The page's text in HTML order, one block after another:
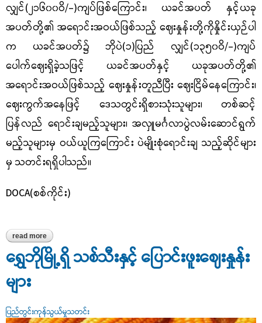
လျှင်( ၂၁၆၀၀ဝိ/-)ကျပ်ဖြစ်ကြောင်း၊ ယခင်အပတ် နှင့်ယခု
အပတ်တို့၏ အရောင်းအဝယ်ဖြစ်သည့် ဈေးနှုန်းတို့ကိုနှိုင်းယှဉ်ပါ
က ယခင်အပတ်၌ ဘိုပဲ(၁)ပြည် လျှင်(၁၃၅၀ဝိ/-)ကျပ်
ပေါက်ဈေးရှိခဲ့သဖြင့် ယခင်အပတ်နှင့် ယခုအပတ်တို့၏
အရောင်းအဝယ်ဖြစ်သည့် ဈေးနှုန်းတူညီပြီး ဈေးငြိမ်နေကြောင်း၊
ဈေးကွက်အနေဖြင့် ဒေသတွင်းရှိစားသုံးသူများ၊ တစ်ဆင့်
ပြန်လည် ရောင်းချမည့်သူများ၊ အလှူမင်္ဂလာပွဲလမ်းဆောင်ရွက်
မည့်သူများမှ ဝယ်ယူကြကြောင်း ပဲမျိုးစုံရောင်းချ သည့်ဆိုင်များ
မှ သတင်းရရှိပါသည်။
DOCA(စစ်ကိုင်း)
read more about ရွှေဘိုဈေးကွက်တွင် အရောင်းအဝယ်ဖြစ်လျက်ရှိသည့် ဘိုပဲ
ဈေးနှုန်း
ရွှေဘိုမြို့ရှိ သစ်သီးနှင့် ပြောင်းဖူးဈေးနှုန်း
များ
ပြည်တွင်းကုန်သွယ်မှုသတင်း